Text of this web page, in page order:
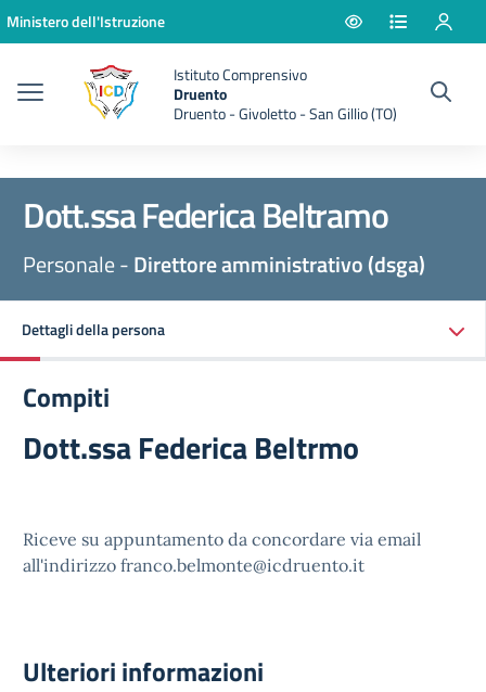
Vai ai contenuti
Vai al menu di navigazione
Vai al footer
Ministero dell'Istruzione
Istituto Comprensivo
Druento
Druento - Givoletto - San Gillio (TO)
Dott.ssa Federica Beltramo
Personale -Direttore amministrativo (dsga)
Dettagli della persona
Compiti
Dott.ssa Federica Beltrmo
Riceve su appuntamento da concordare via email
all'indirizzo franco.belmonte@icdruento.it
Ulteriori informazioni